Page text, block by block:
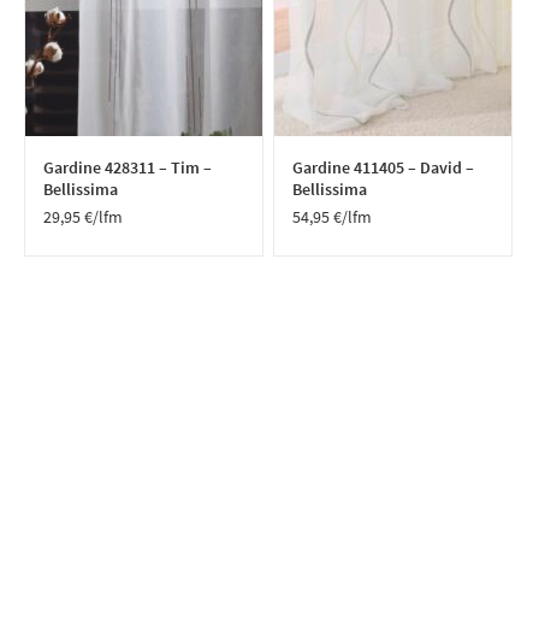
Gardine 428311 – Tim –
Bellissima
29,95€/lfm
Gardine 411405 – David –
Bellissima
54,95€/lfm